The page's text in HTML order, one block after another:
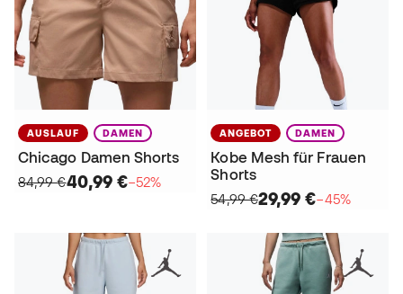
AUSLAUF DAMEN
Chicago Damen Shorts
84,99 €40,99 €−52%
ANGEBOT DAMEN
Kobe Mesh für Frauen
Shorts
54,99 €29,99 €−45%